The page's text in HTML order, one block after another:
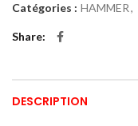
Catégories : HAMMER,
Share
DESCRIPTION